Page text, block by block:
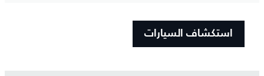
استكشاف السيارات